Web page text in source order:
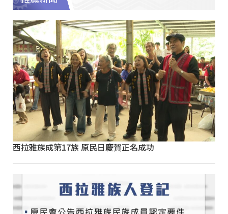
西拉雅族成第17族 原民日慶賀正名成功